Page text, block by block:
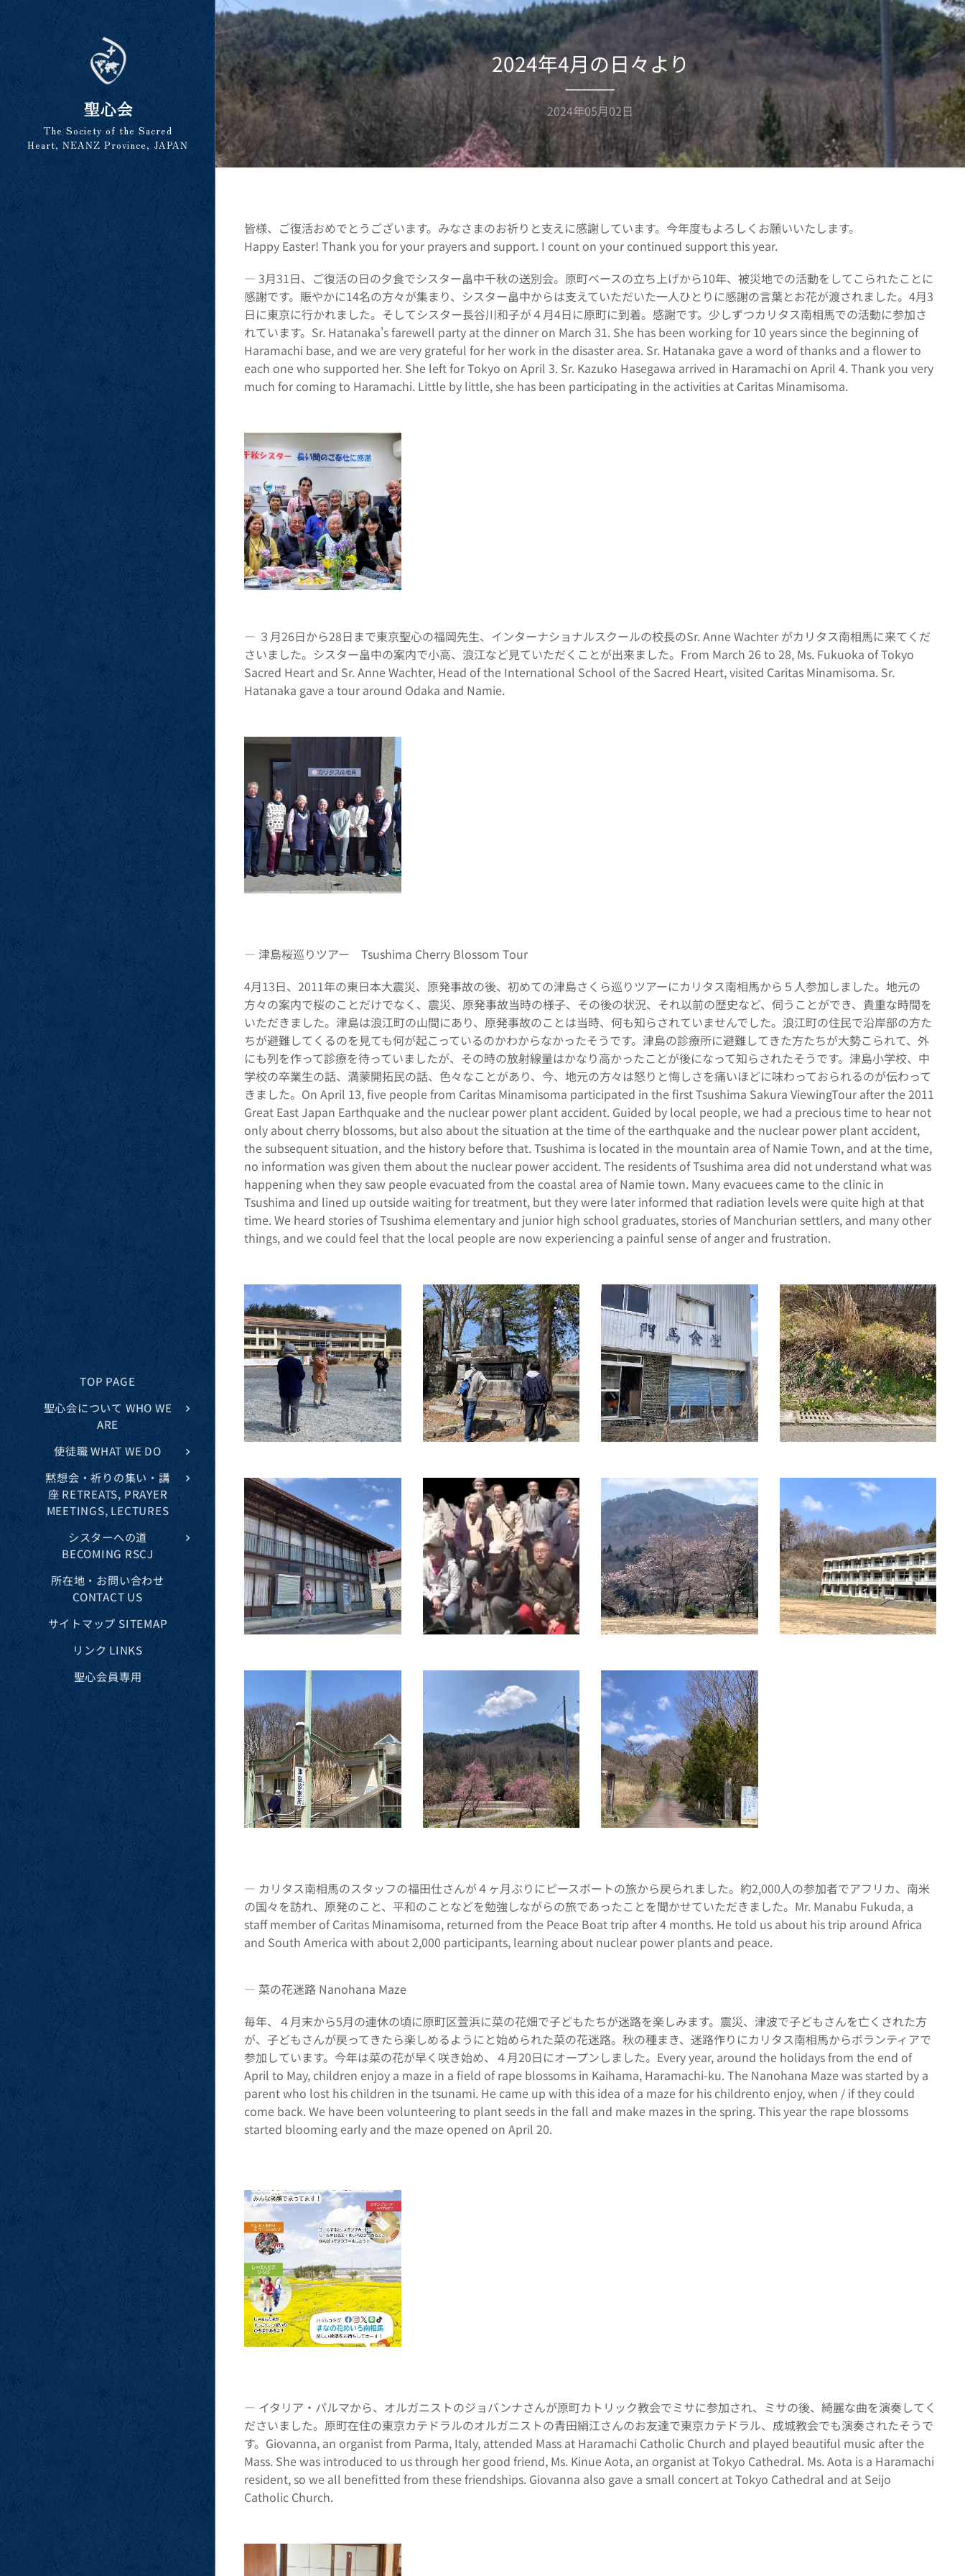
聖心会
The Society of the Sacred
Heart, NEANZ Province, JAPAN
TOP PAGE
聖心会について WHO WE
ARE
使徒職 WHAT WE DO
黙想会・祈りの集い・講
座 RETREATS, PRAYER
MEETINGS, LECTURES
シスターへの道
BECOMING RSCJ
所在地・お問い合わせ
CONTACT US
サイトマップ SITEMAP
リンク LINKS
聖心会員専用
2024年4月の日々より
2024年05月02日
皆様、ご復活おめでとうございます。みなさまのお祈りと支えに感謝しています。今年度もよろしくお願いいたします。
Happy Easter! Thank you for your prayers and support. I count on your continued support this year.
― 3月31日、ご復活の日の夕食でシスター畠中千秋の送別会。原町ベースの立ち上げから10年、被災地での活動をしてこられたことに
感謝です。賑やかに14名の方々が集まり、シスター畠中からは支えていただいた一人ひとりに感謝の言葉とお花が渡されました。4月3
日に東京に行かれました。そしてシスター長谷川和子が４月4日に原町に到着。感謝です。少しずつカリタス南相馬での活動に参加さ
れています。Sr. Hatanaka's farewell party at the dinner on March 31. She has been working for 10 years since the beginning of
Haramachi base, and we are very grateful for her work in the disaster area. Sr. Hatanaka gave a word of thanks and a flower to
each one who supported her. She left for Tokyo on April 3. Sr. Kazuko Hasegawa arrived in Haramachi on April 4. Thank you very
much for coming to Haramachi. Little by little, she has been participating in the activities at Caritas Minamisoma.
― ３月26日から28日まで東京聖心の福岡先生、インターナショナルスクールの校長のSr. Anne Wachter がカリタス南相馬に来てくだ
さいました。シスター畠中の案内で小高、浪江など見ていただくことが出来ました。From March 26 to 28, Ms. Fukuoka of Tokyo
Sacred Heart and Sr. Anne Wachter, Head of the International School of the Sacred Heart, visited Caritas Minamisoma. Sr.
Hatanaka gave a tour around Odaka and Namie.
― 津島桜巡りツアー Tsushima Cherry Blossom Tour
4月13日、2011年の東日本大震災、原発事故の後、初めての津島さくら巡りツアーにカリタス南相馬から５人参加しました。地元の
方々の案内で桜のことだけでなく、震災、原発事故当時の様子、その後の状況、それ以前の歴史など、伺うことができ、貴重な時間を
いただきました。津島は浪江町の山間にあり、原発事故のことは当時、何も知らされていませんでした。浪江町の住民で沿岸部の方た
ちが避難してくるのを見ても何が起こっているのかわからなかったそうです。津島の診療所に避難してきた方たちが大勢こられて、外
にも列を作って診療を待っていましたが、その時の放射線量はかなり高かったことが後になって知らされたそうです。津島小学校、中
学校の卒業生の話、満蒙開拓民の話、色々なことがあり、今、地元の方々は怒りと悔しさを痛いほどに味わっておられるのが伝わって
きました。On April 13, five people from Caritas Minamisoma participated in the first Tsushima Sakura ViewingTour after the 2011
Great East Japan Earthquake and the nuclear power plant accident. Guided by local people, we had a precious time to hear not
only about cherry blossoms, but also about the situation at the time of the earthquake and the nuclear power plant accident,
the subsequent situation, and the history before that. Tsushima is located in the mountain area of Namie Town, and at the time,
no information was given them about the nuclear power accident. The residents of Tsushima area did not understand what was
happening when they saw people evacuated from the coastal area of Namie town. Many evacuees came to the clinic in
Tsushima and lined up outside waiting for treatment, but they were later informed that radiation levels were quite high at that
time. We heard stories of Tsushima elementary and junior high school graduates, stories of Manchurian settlers, and many other
things, and we could feel that the local people are now experiencing a painful sense of anger and frustration.
― カリタス南相馬のスタッフの福田仕さんが４ヶ月ぶりにピースボートの旅から戻られました。約2,000人の参加者でアフリカ、南米
の国々を訪れ、原発のこと、平和のことなどを勉強しながらの旅であったことを聞かせていただきました。Mr. Manabu Fukuda, a
staff member of Caritas Minamisoma, returned from the Peace Boat trip after 4 months. He told us about his trip around Africa
and South America with about 2,000 participants, learning about nuclear power plants and peace.
― 菜の花迷路 Nanohana Maze
毎年、４月末から5月の連休の頃に原町区萱浜に菜の花畑で子どもたちが迷路を楽しみます。震災、津波で子どもさんを亡くされた方
が、子どもさんが戻ってきたら楽しめるようにと始められた菜の花迷路。秋の種まき、迷路作りにカリタス南相馬からボランティアで
参加しています。今年は菜の花が早く咲き始め、４月20日にオープンしました。Every year, around the holidays from the end of
April to May, children enjoy a maze in a field of rape blossoms in Kaihama, Haramachi-ku. The Nanohana Maze was started by a
parent who lost his children in the tsunami. He came up with this idea of a maze for his childrento enjoy, when / if they could
come back. We have been volunteering to plant seeds in the fall and make mazes in the spring. This year the rape blossoms
started blooming early and the maze opened on April 20.
― イタリア・パルマから、オルガニストのジョバンナさんが原町カトリック教会でミサに参加され、ミサの後、綺麗な曲を演奏してく
ださいました。原町在住の東京カテドラルのオルガニストの青田絹江さんのお友達で東京カテドラル、成城教会でも演奏されたそうで
す。Giovanna, an organist from Parma, Italy, attended Mass at Haramachi Catholic Church and played beautiful music after the
Mass. She was introduced to us through her good friend, Ms. Kinue Aota, an organist at Tokyo Cathedral. Ms. Aota is a Haramachi
resident, so we all benefitted from these friendships. Giovanna also gave a small concert at Tokyo Cathedral and at Seijo
Catholic Church.